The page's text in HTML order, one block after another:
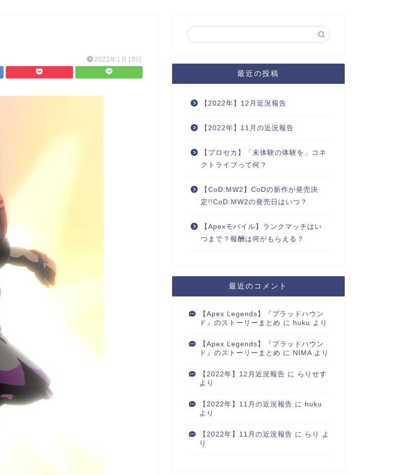
2022年1月19日
最近の投稿
【2022年】12月近況報告
【2022年】11月の近況報告
【プロセカ】「未体験の体験を」コネ
クトライブって何？
【CoD:MW2】CoDの新作が発売決
定!!CoD:MW2の発売日はいつ？
【Apexモバイル】ランクマッチはい
つまで？報酬は何がもらえる？
最近のコメント
【Apex Legends】『ブラッドハウン
ド』のストーリーまとめ に huku より
【Apex Legends】『ブラッドハウン
ド』のストーリーまとめ に NIMAより
【2022年】12月近況報告 に らりせす
より
【2022年】11月の近況報告 に huku
より
【2022年】11月の近況報告 に らり
よ
り